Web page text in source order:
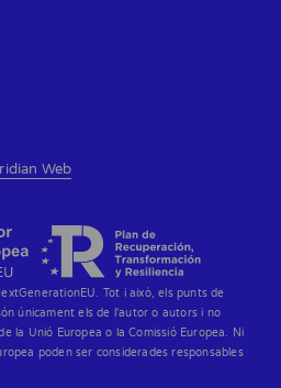
Web
Tot i això, els punts de
únicament els de l'autor o autors i no
la Unió Europea o la Comissió Europea. Ni
poden ser considerades responsables